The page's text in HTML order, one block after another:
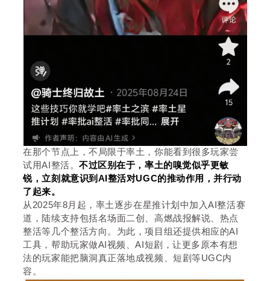
在那个节点上，不局限于率土，你能看到很多玩家尝
试用AI整活。不过区别在于，率土的嗅觉似乎更敏
锐，立刻就意识到AI整活对UGC的推动作用，并行动
了起来。
从2025年8月起，率土逐步在星推计划中加入AI整活赛
道，陆续支持包括名场面二创、高燃战报解说、热点
整活等几个整活方向。为此，项目组还提供相应的AI
工具，帮助玩家做AI视频、AI短剧，让更多原本有想
法的玩家能把脑洞真正落地成视频、短剧等UGC内
容。